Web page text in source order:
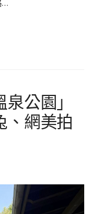
…
公園」
、網美拍